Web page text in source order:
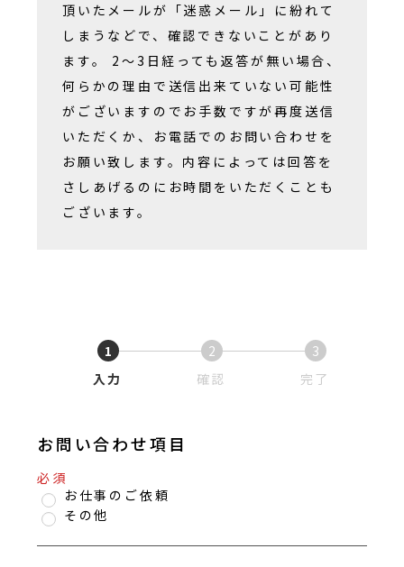
頂いたメールが「迷惑メール」に紛れて
しまうなどで、確認できないことがあり
ます。 2～3日経っても返答が無い場合、
何らかの理由で送信出来ていない可能性
がございますのでお手数ですが再度送信
いただくか、お電話でのお問い合わせを
お願い致します。内容によっては回答を
さしあげるのにお時間をいただくことも
ございます。
1
入力
2
確認
3
完了
お問い合わせ項目
必須
お仕事のご依頼
その他